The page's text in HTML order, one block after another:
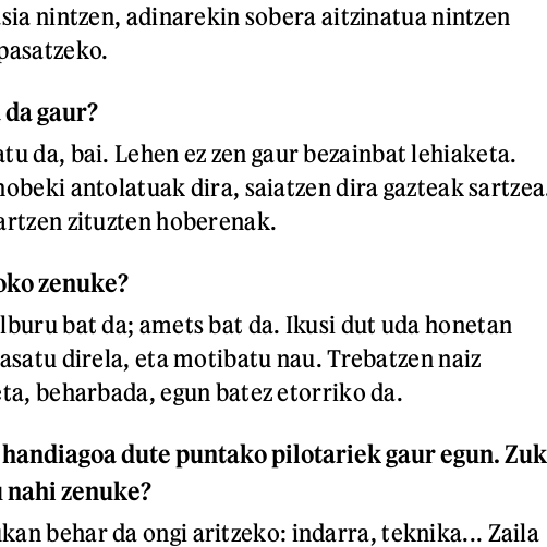
nintzen, adinarekin sobera aitzinatua nintzen
gaur?
da, bai. Lehen ez zen gaur bezainbat lehiaketa.
antolatuak dira, saiatzen dira gazteak
zituzten hoberenak.
zenuke?
bat da; amets bat da. Ikusi dut uda honetan
direla, eta motibatu nau. Trebatzen naiz
beharbada, egun batez etorriko da.
dute puntako pilotariek gaur egun. Zuk
zenuke?
behar da ongi aritzeko: indarra, teknika... Zaila